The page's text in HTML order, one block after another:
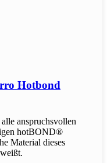
Hotbond
anspruchsvollen
hotBOND®
Material dieses